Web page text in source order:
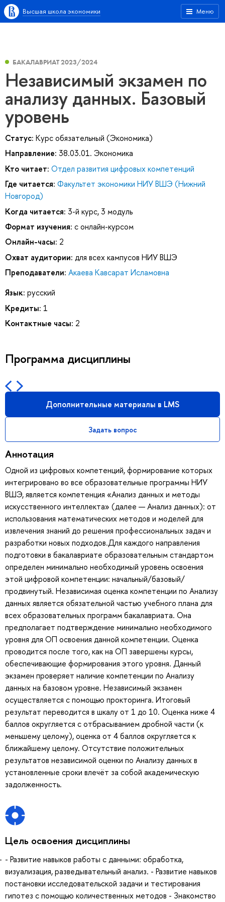
Меню
Высшая школа экономики
БАКАЛАВРИАТ 2023/2024
Независимый экзамен по
анализу данных. Базовый
уровень
Статус: Курс обязательный (Экономика)
Направление: 38.03.01. Экономика
Кто читает: Отдел развития цифровых компетенций
Где читается: Факультет экономики НИУ ВШЭ (Нижний
Новгород)
Когда читается: 3-й курс, 3 модуль
Формат изучения: с онлайн-курсом
Онлайн-часы: 2
Охват аудитории: для всех кампусов НИУ ВШЭ
Преподаватели: Акаева Кавсарат Исламовна
Язык: русский
Кредиты: 1
Контактные часы: 2
Программа дисциплины
Дополнительные материалы в LMS
Задать вопрос
Аннотация
Одной из цифровых компетенций, формирование которых
интегрировано во все образовательные программы НИУ
ВШЭ, является компетенция «Анализ данных и методы
искусственного интеллекта» (далее — Анализ данных): от
использования математических методов и моделей для
извлечения знаний до решения профессиональных задач и
разработки новых подходов.Для каждого направления
подготовки в бакалавриате образовательным стандартом
определен минимально необходимый уровень освоения
этой цифровой компетенции: начальный/базовый/
продвинутый. Независимая оценка компетенции по Анализу
данных является обязательной частью учебного плана для
всех образовательных программ бакалавриата. Она
предполагает подтверждение минимально необходимого
уровня для ОП освоения данной компетенции. Оценка
проводится после того, как на ОП завершены курсы,
обеспечивающие формирования этого уровня. Данный
экзамен проверяет наличие компетенции по Анализу
данных на базовом уровне. Независимый экзамен
осуществляется с помощью прокторинга. Итоговый
результат переводится в шкалу от 1 до 10. Оценка ниже 4
баллов округляется с отбрасыванием дробной части (к
меньшему целому), оценка от 4 баллов округляется к
ближайшему целому. Отсутствие положительных
результатов независимой оценки по Анализу данных в
установленные сроки влечёт за собой академическую
задолженность.
Цель освоения дисциплины
- Развитие навыков работы с данными: обработка,
визуализация, разведывательный анализ. - Развитие навыков
постановки исследовательской задачи и тестирования
гипотез с помощью количественных методов - Знакомство